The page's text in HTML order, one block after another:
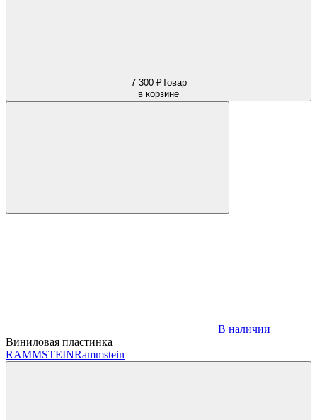
7 300 ₽Товар
в корзине
В наличии
Виниловая пластинка
RAMMSTEINRammstein